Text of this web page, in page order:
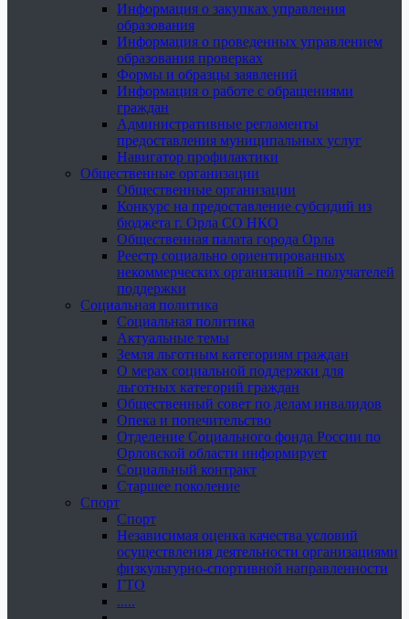
Информация о закупках управления
образования
Информация о проведенных управлением
образования проверках
Формы и образцы заявлений
Информация о работе с обращениями
граждан
Административные регламенты
предоставления муниципальных услуг
Навигатор профилактики
Общественные организации
Общественные организации
Конкурс на предоставление субсидий из
бюджета г. Орла СО НКО
Общественная палата города Орла
Реестр социально ориентированных
некоммерческих организаций - получателей
поддержки
Социальная политика
Социальная политика
Актуальные темы
Земля льготным категориям граждан
О мерах социальной поддержки для
льготных категорий граждан
Общественный совет по делам инвалидов
Опека и попечительство
Отделение Социального фонда России по
Орловской области информирует
Социальный контракт
Старшее поколение
Спорт
Спорт
Независимая оценка качества условий
осуществления деятельности организациями
физкультурно-спортивной направленности
ГТО
.....